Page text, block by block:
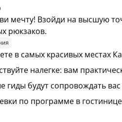
мечту! Взойди на высшую
рюкзаков.
в самых красивых местах
налегке: вам
гиды будут сопровождать
по программе в